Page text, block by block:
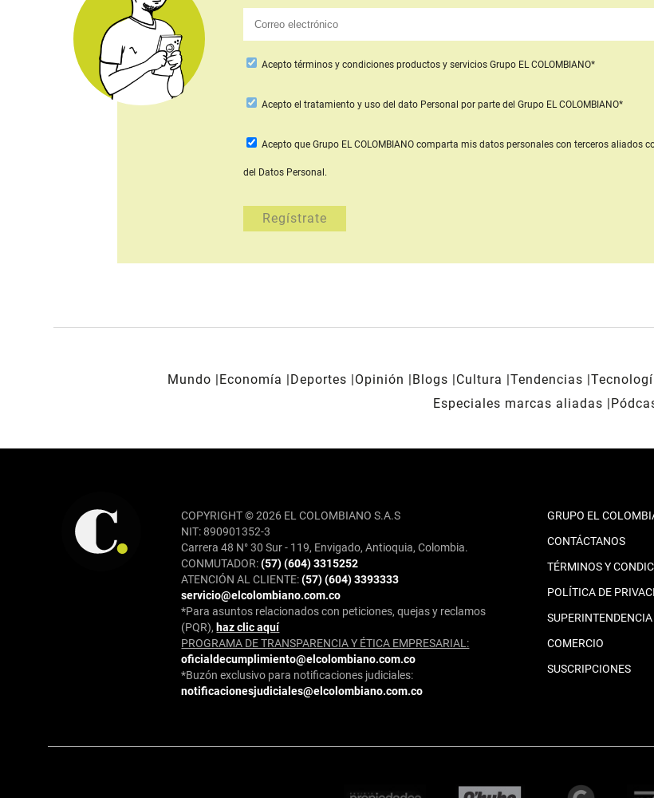
Acepto términos y condiciones productos y servicios Grupo EL COLOMBIANO*
Aceptoel tratamiento y uso del dato Personal por parte del Grupo EL COLOMBIANO*
Acepto que Grupo EL COLOMBIANO comparta mis datos personales con terceros aliados
del Datos Personal.
Mundo Economía Deportes Opinión Blogs Cultura Tendencias
Especiales marcas aliadas
COPYRIGHT © 2026 EL COLOMBIANO S.A.S
NIT: 890901352-3
Carrera 48 N° 30 Sur - 119, Envigado, Antioquia, Colombia.
CONMUTADOR:(57) (604) 3315252
ATENCIÓN AL CLIENTE:(57) (604) 3393333
servicio@elcolombiano.com.co
*Para asuntos relacionados con peticiones, quejas y reclamos
(PQR), haz clic aquí
PROGRAMA DE TRANSPARENCIA Y ÉTICA EMPRESARIAL:
oficialdecumplimiento@elcolombiano.com.co
*Buzón exclusivo para notificaciones judiciales:
notificacionesjudiciales@elcolombiano.com.co
GRUPO EL
CONTÁCTANOS
TÉRMINOS Y
POLÍTICA DE
COMERCIO
SUSCRIPCIONES